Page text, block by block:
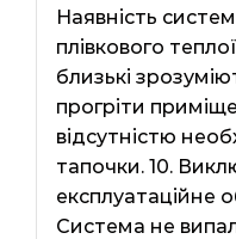
Наявність
плівкового
близькі
прогріти
відсутністю
тапочки. 10.
експлуатаційне
Система не